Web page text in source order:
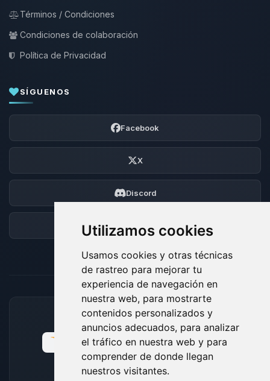
Utilizamos cookies
Usamos cookies y otras técnicas
de rastreo para mejorar tu
experiencia de navegación en
nuestra web, para mostrarte
contenidos personalizados y
anuncios adecuados, para analizar
el tráfico en nuestra web y para
comprender de donde llegan
nuestros visitantes.
Términos / Condiciones
Condiciones de colaboración
Política de Privacidad
SÍGUENOS
Facebook
X
Discord
Foro
MÉTODOS DE PAGO ACEPTADOS